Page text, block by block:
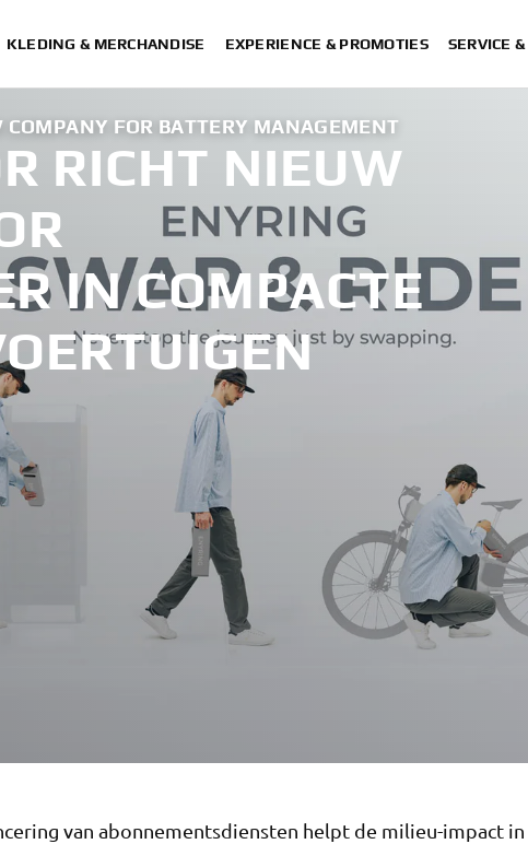
KLEDING & MERCHANDISE EXPERIENCE & PROMOTIES SERVICE
FOR BATTERY MANAGEMENT
RICHT NIEUW
IN COMPACTE
van abonnementsdiensten helpt de milieu-impact